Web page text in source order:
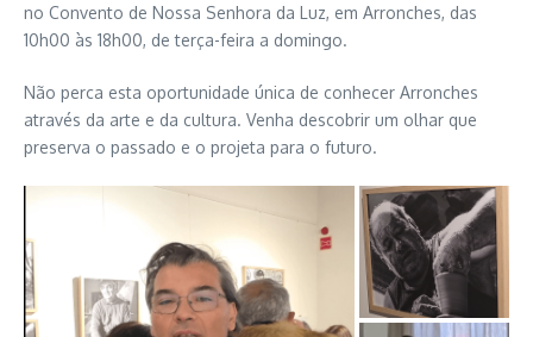
no Convento de Nossa Senhora da Luz, em Arronches, das
10h00 às 18h00, de terça-feira a domingo.
Não perca esta oportunidade única de conhecer Arronches
através da arte e da cultura. Venha descobrir um olhar que
preserva o passado e o projeta para o futuro.